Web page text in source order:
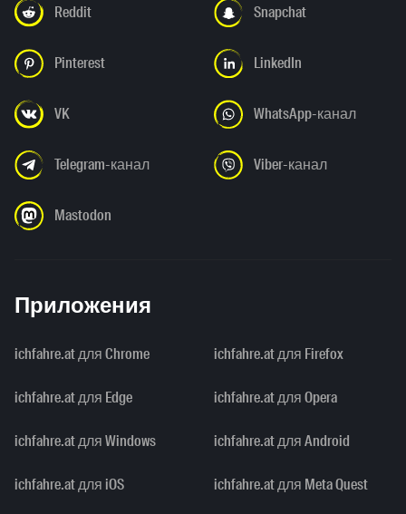
Reddit Snapchat
Pinterest LinkedIn
VK WhatsApp-канал
Telegram-канал Viber-канал
Mastodon
Приложения
ichfahre.at для Chrome ichfahre.at для Firefox
ichfahre.at для Edge ichfahre.at для Opera
ichfahre.at для Windows ichfahre.at для Android
ichfahre.at для iOS ichfahre.at для Meta Quest